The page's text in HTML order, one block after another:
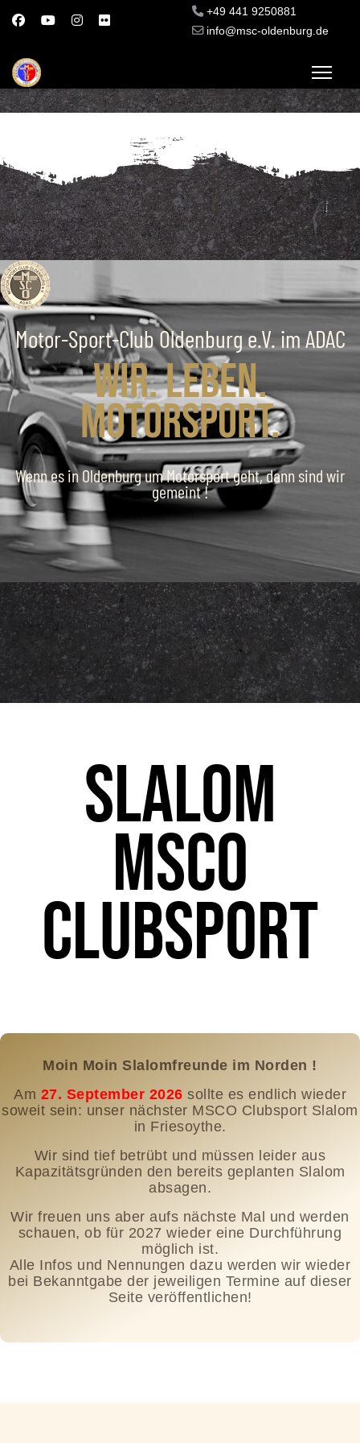
+49 441 9250881
info@msc-oldenburg.de
Motor-Sport-Club Oldenburg e.V. im ADAC
Wir. Leben.
Motorsport.
Wenn es in Oldenburg um Motorsport geht, dann sind wir
gemeint !
SLALOM
MSCO
CLUBSPORT
Moin Moin Slalomfreunde im Norden !
Am 27. September 2026 sollte es endlich wieder
soweit sein: unser nächster MSCO Clubsport Slalom
in Friesoythe.
Wir sind tief betrübt und müssen leider aus
Kapazitätsgründen den bereits geplanten Slalom
absagen.
Wir freuen uns aber aufs nächste Mal und werden
schauen, ob für 2027 wieder eine Durchführung
möglich ist.
Alle Infos und Nennungen dazu werden wir wieder
bei Bekanntgabe der jeweiligen Termine auf dieser
Seite veröffentlichen!